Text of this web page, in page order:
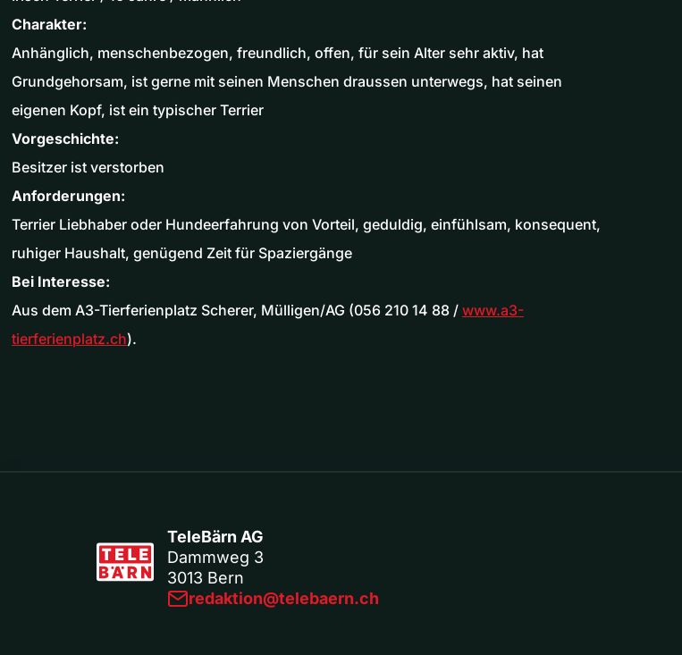
Charakter:
Anhänglich, menschenbezogen, freundlich, offen, für sein Alter sehr aktiv, hat
Grundgehorsam, ist gerne mit seinen Menschen draussen unterwegs, hat seinen
eigenen Kopf, ist ein typischer Terrier
Vorgeschichte:
Besitzer ist verstorben
Anforderungen:
Terrier Liebhaber oder Hundeerfahrung von Vorteil, geduldig, einfühlsam, konsequent,
ruhiger Haushalt, genügend Zeit für Spaziergänge
Bei Interesse:
Aus dem A3-Tierferienplatz Scherer, Mülligen/AG (056 210 14 88 / www.a3-
tierferienplatz.ch).
TeleBärn AG
Dammweg 3
3013 Bern
redaktion@telebaern.ch